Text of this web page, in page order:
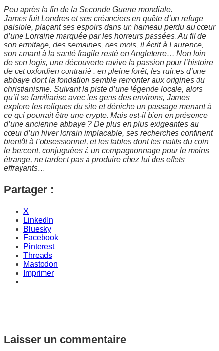
Peu après la fin de la Seconde Guerre mondiale.
James fuit Londres et ses créanciers en quête d’un refuge
paisible, plaçant ses espoirs dans un hameau perdu au cœur
d’une Lorraine marquée par les horreurs passées. Au fil de
son ermitage, des semaines, des mois, il écrit à Laurence,
son amant à la santé fragile resté en Angleterre… Non loin
de son logis, une découverte ravive la passion pour l’histoire
de cet oxfordien contrarié : en pleine forêt, les ruines d’une
abbaye dont la fondation semble remonter aux origines du
christianisme. Suivant la piste d’une légende locale, alors
qu’il se familiarise avec les gens des environs, James
explore les reliques du site et déniche un passage menant à
ce qui pourrait être une crypte. Mais est-il bien en présence
d’une ancienne abbaye ? De plus en plus exigeantes au
cœur d’un hiver lorrain implacable, ses recherches confinent
bientôt à l’obsessionnel, et les fables dont les natifs du coin
le bercent, conjuguées à un compagnonnage pour le moins
étrange, ne tardent pas à produire chez lui des effets
effrayants…
Partager :
X
LinkedIn
Bluesky
Facebook
Pinterest
Threads
Mastodon
Imprimer
Laisser un commentaire